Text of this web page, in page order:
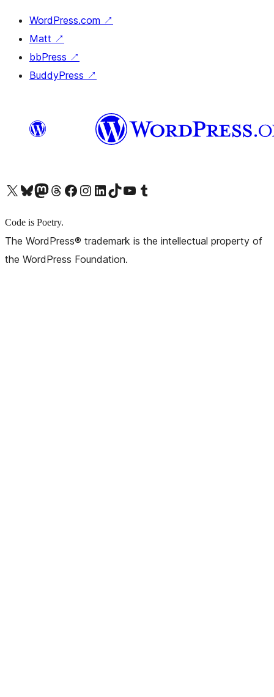
WordPress.com ↗
Matt ↗
bbPress ↗
BuddyPress ↗
X (旧 Twitter) アカウントへBluesky アカウントへMastodon アカウントへThreads アカウントへ Facebook ページへInstagram アカウントへ LinkedIn アカウントへTikTok アカウントへYouTube チャンネルへ Tumblr アカウントへ
Code is Poetry.
The WordPress® trademark is the intellectual property of
the WordPress Foundation.